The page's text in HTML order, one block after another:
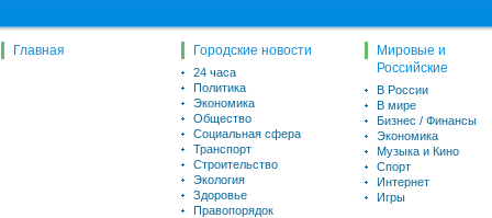
Главная Городские новости
24 часа
Политика
Экономика
Общество
Социальная сфера
Транспорт
Строительство
Экология
Здоровье
Правопорядок
Мировые и
Российские
В России
В мире
Бизнес / Финансы
Экономика
Музыка и Кино
Спорт
Интернет
Игры